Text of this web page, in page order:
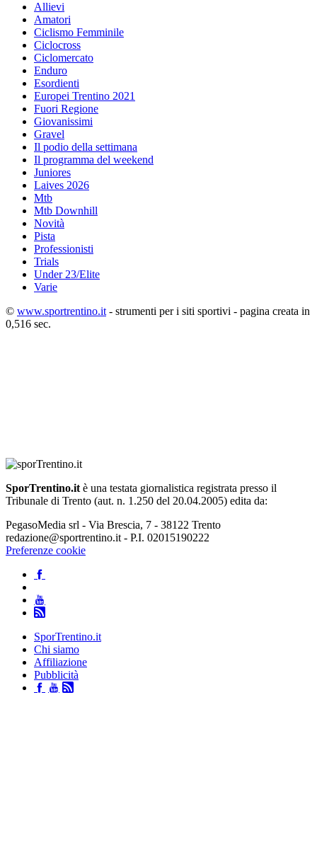
Allievi
Amatori
Ciclismo Femminile
Ciclocross
Ciclomercato
Enduro
Esordienti
Europei Trentino 2021
Fuori Regione
Giovanissimi
Gravel
Il podio della settimana
Il programma del weekend
Juniores
Laives 2026
Mtb
Mtb Downhill
Novità
Pista
Professionisti
Trials
Under 23/Elite
Varie
© www.sportrentino.it- strumenti per i siti sportivi - pagina creata in
0,516 sec.
SporTrentino.itè una testata giornalistica registrata presso il
Tribunale di Trento (aut. n. 1.250 del 20.04.2005) edita da:
PegasoMedia srl - Via Brescia, 7 - 38122 Trento
redazione@sportrentino.it - P.I. 02015190222
Preferenze cookie
SporTrentino.it
Chi siamo
Affiliazione
Pubblicità